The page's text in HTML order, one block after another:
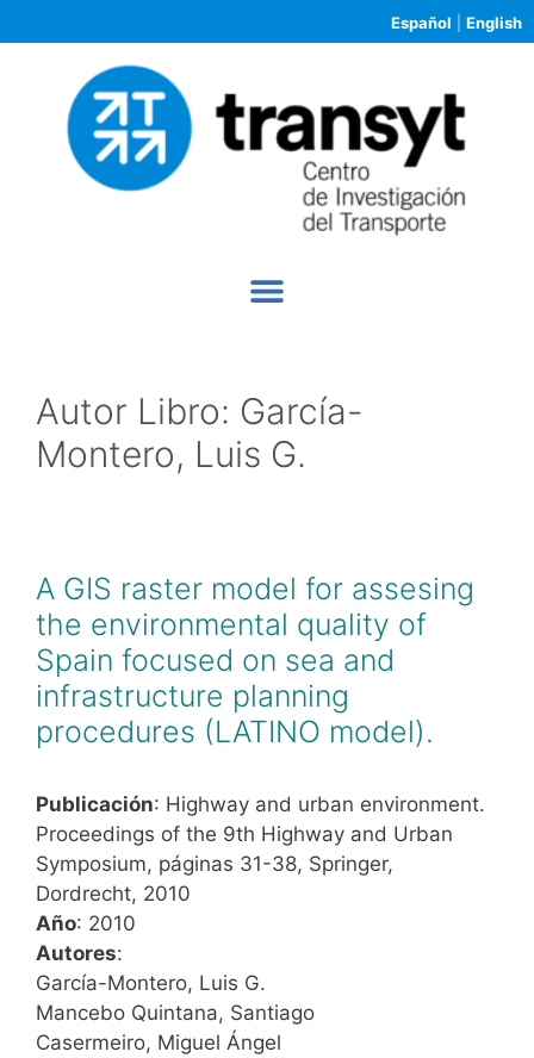
Español English
Autor Libro: García-
Montero, Luis G.
A GIS raster model for assesing
the environmental quality of
Spain focused on sea and
infrastructure planning
procedures (LATINO model).
Publicación: Highway and urban environment.
Proceedings of the 9th Highway and Urban
Symposium, páginas 31-38, Springer,
Dordrecht, 2010
Año: 2010
Autores:
García-Montero, Luis G.
Mancebo Quintana, Santiago
Casermeiro, Miguel Ángel